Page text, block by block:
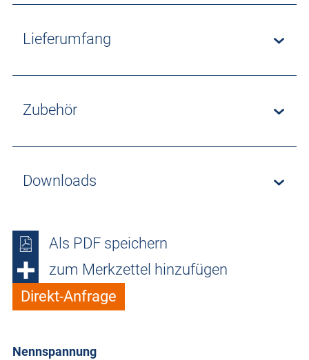
Lieferumfang
Zubehör
Downloads
Als PDF speichern
zum Merkzettel hinzufügen
Direkt-Anfrage
Nennspannung